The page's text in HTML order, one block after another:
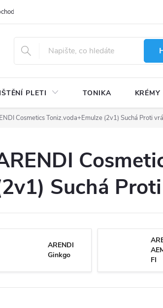
PLETI TONIKA KRÉMY
Cosmetics Toniz.voda+Emulze (2v1) Suchá Proti
Suchá
ARENDI
Ginkgo
FI